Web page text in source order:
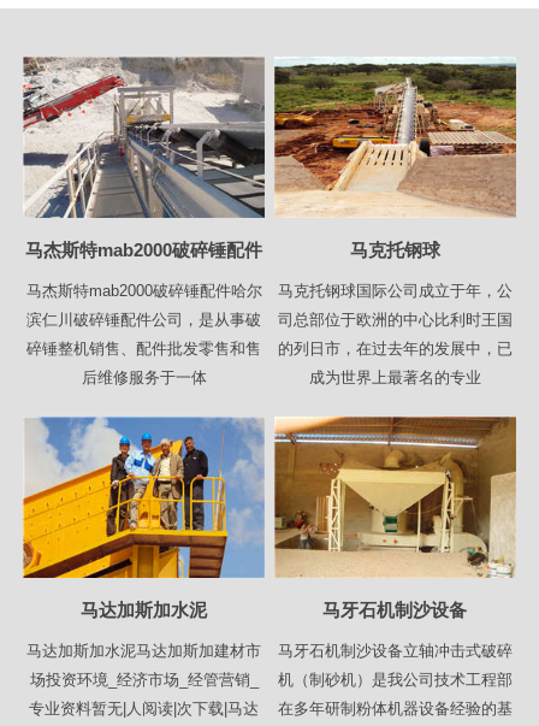
马杰斯特mab2000破碎锤配件
马杰斯特mab2000破碎锤配件哈尔
滨仁川破碎锤配件公司，是从事破
碎锤整机销售、配件批发零售和售
后维修服务于一体
马克托钢球
马克托钢球国际公司成立于年，公
司总部位于欧洲的中心比利时王国
的列日市，在过去年的发展中，已
成为世界上最著名的专业
马达加斯加水泥
马达加斯加水泥马达加斯加建材市
场投资环境_经济市场_经管营销_
专业资料暂无|人阅读|次下载|马达
马牙石机制沙设备
马牙石机制沙设备立轴冲击式破碎
机（制砂机）是我公司技术工程部
在多年研制粉体机器设备经验的基